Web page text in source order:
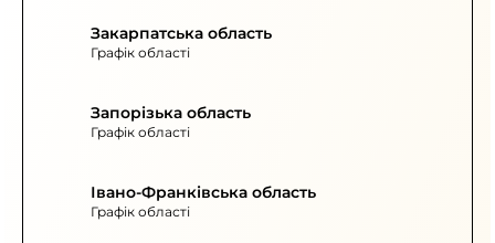
Закарпатська область
Графік області
Запорізька область
Графік області
Івано-Франківська область
Графік області